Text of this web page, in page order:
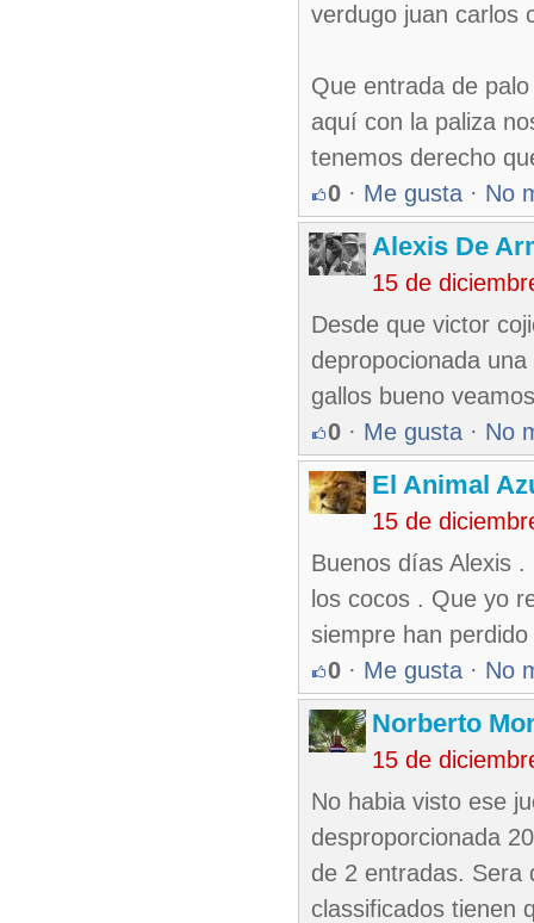
verdugo juan carlos
Que entrada de
aquí con la paliza
tenemos derecho
0 · Me gusta · No
Alexis De
15 de
Desde que victor
depropocionada
gallos bueno
0 · Me gusta · No
El Animal
15 de
Buenos días Alexis
los cocos . Que yo
siempre han perdido
0 · Me gusta · No
Norberto
15 de
No habia visto ese
desproporcionada
de 2 entradas. Sera
classificados tienen